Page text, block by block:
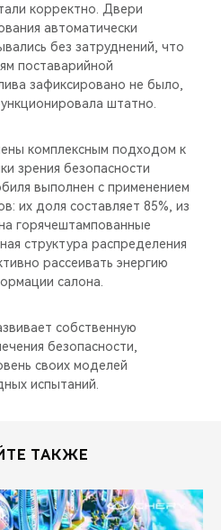
корректно. Двери
автоматически
без затруднений, что
поставарийной
зафиксировано не было,
штатно.
комплексным подходом к
зрения безопасности
выполнен с применением
их доля составляет 85%, из
горячештампованные
структура распределения
рассеивать энергию
салона.
собственную
безопасности,
своих моделей
испытаний.
ТАКЖЕ